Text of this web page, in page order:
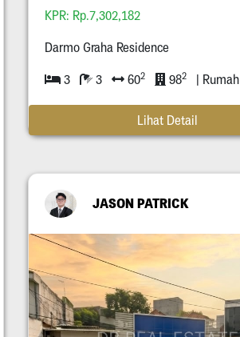
KPR: Rp.7,302,182
Darmo Graha Residence
3 3 602 982 | Rumah
Lihat Detail
JASON PATRICK